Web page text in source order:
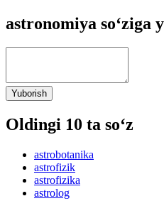
astronomiya so‘ziga
Yuborish
Oldingi 10 ta so‘z
astrobotanika
astrofizik
astrofizika
astrolog